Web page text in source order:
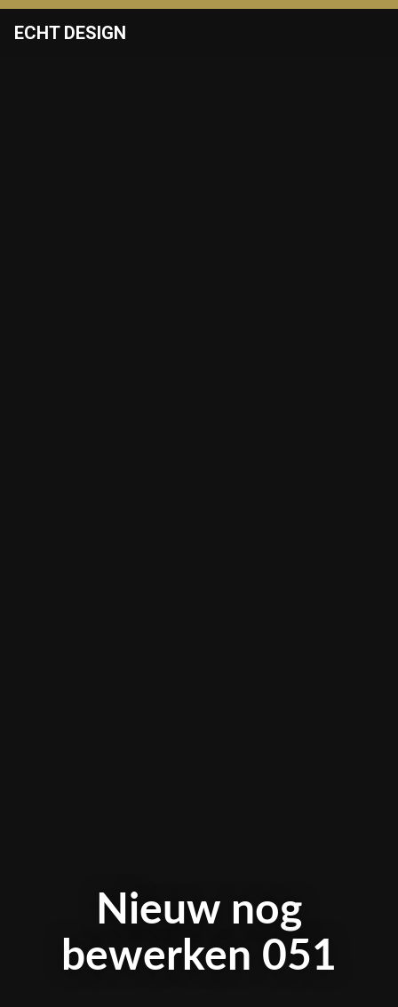
ECHT DESIGN
Nieuw nog
bewerken 051